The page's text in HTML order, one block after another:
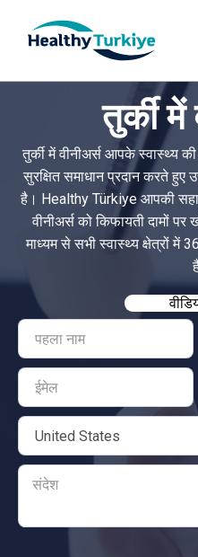
p
c
o
n
e
तुर्की में
तुर्की में वीनीअर्स आपके
सुरक्षित समाधान प्रदान करते हुए
है। Healthy Türkiye आपकी
वीनीअर्स को किफायती दामों
माध्यम से सभी स्वास्थ्य क्षेत्रों में